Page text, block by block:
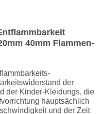
40mm Flammen-
der
der Kinder-Kleidungs, die
hauptsächlich
und der Zeit